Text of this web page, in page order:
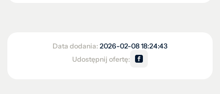
Data dodania: 2026-02-08 18:24:43
Udostępnij ofertę: